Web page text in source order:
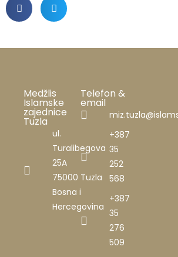
Medžlis
Islamske
zajednice
Tuzla
ul.
Turalibegova
25A
75000 Tuzla
Bosna i
Hercegovina
Telefon &
email
+387
35
252
568
+387
35
276
509